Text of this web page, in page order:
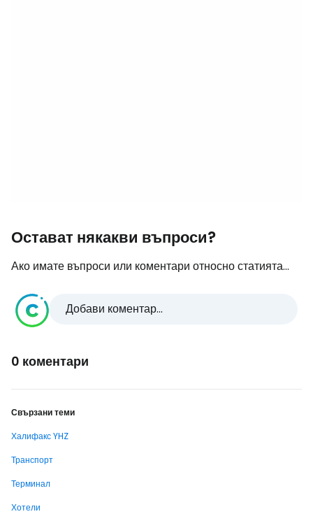
Остават някакви въпроси?
Ако имате въпроси или коментари относно статията...
Добави коментар...
0 коментари
Свързани теми
Халифакс YHZ
Транспорт
Терминал
Хотели